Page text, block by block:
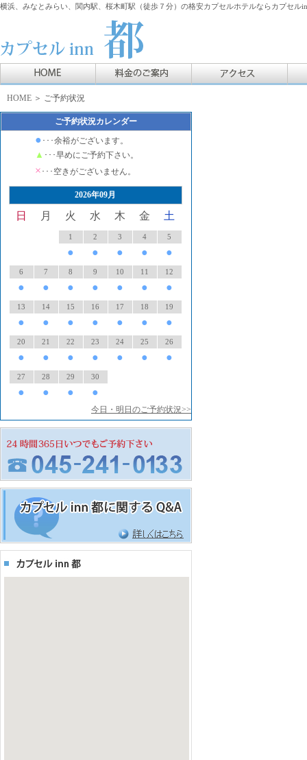
横浜、みなとみらい、関内駅、桜木町駅（徒歩７分）の格安カプセルホテルならカプセル
HOME ＞ ご予約状況
ご予約状況カレンダー
● ･･･余裕がございます。
▲ ･･･早めにご予約下さい。
× ･･･空きがございません。
2026年09月
日 月 火 水 木 金 土
1
●
2
●
3
●
4
●
5
●
6
●
7
●
8
●
9
●
10
●
11
●
12
●
13
●
14
●
15
●
16
●
17
●
18
●
19
●
20
●
21
●
22
●
23
●
24
●
25
●
26
●
27
●
28
●
29
●
30
●
今日・明日のご予約状況>>